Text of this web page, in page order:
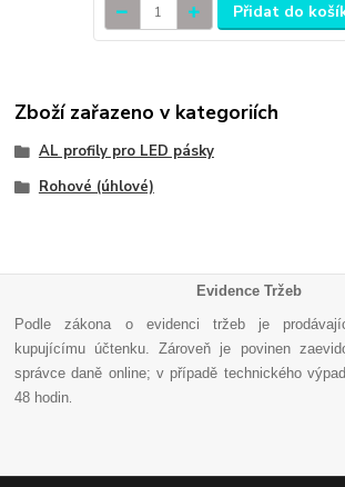
Přidat do
Zboží zařazeno v kategoriích
AL profily pro LED pásky
Rohové (úhlové)
Evidence Tržeb
Podle zákona o evidenci tržeb je
kupujícímu účtenku. Zároveň je povinen
správce daně online; v případě technického
48 hodin